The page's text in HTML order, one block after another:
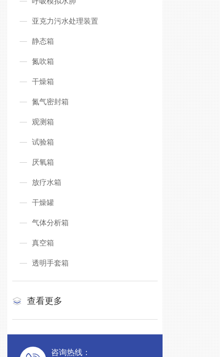
亚克力污水处理装置
静态箱
氮吹箱
干燥箱
氮气密封箱
观测箱
试验箱
厌氧箱
放疗水箱
干燥罐
气体分析箱
真空箱
透明手套箱
查看更多
咨询热线：